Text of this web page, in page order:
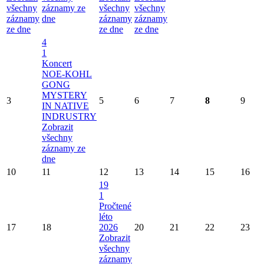
všechny
záznamy
ze dne
záznamy ze
dne
všechny
záznamy
ze dne
všechny
záznamy
ze dne
3
4
1
Koncert
NOE-KOHL
GONG
MYSTERY
IN NATIVE
INDRUSTRY
Zobrazit
všechny
záznamy ze
dne
5 6 7 8 9
10 11 12 13 14 15 16
17 18
19
1
Pročtené
léto
2026
Zobrazit
všechny
záznamy
20 21 22 23